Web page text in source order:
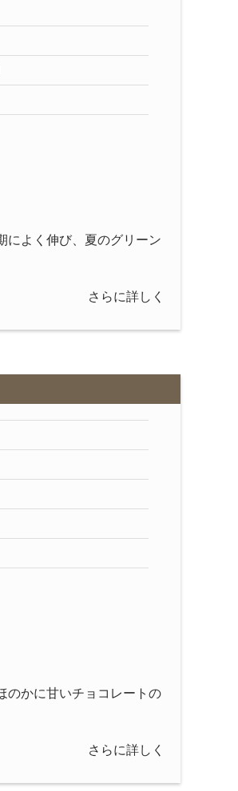
によく伸び、夏のグリーン
さらに詳しく
のかに甘いチョコレートの
さらに詳しく